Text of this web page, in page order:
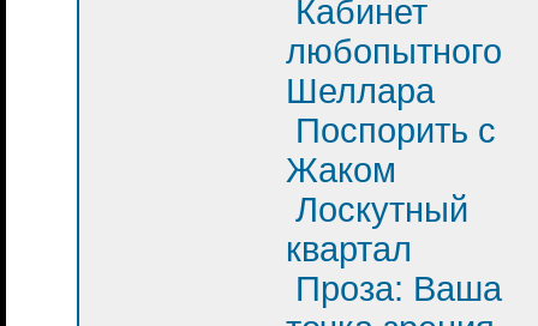
Кабинет
любопытного
Шеллара
Поспорить с
Жаком
Лоскутный
квартал
Проза: Ваша